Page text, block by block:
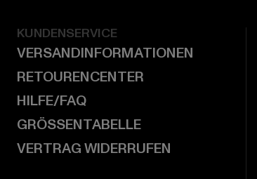
KUNDENSERVICE
VERSANDINFORMATIONEN
RETOURENCENTER
HILFE/FAQ
GRÖSSENTABELLE
VERTRAG WIDERRUFEN